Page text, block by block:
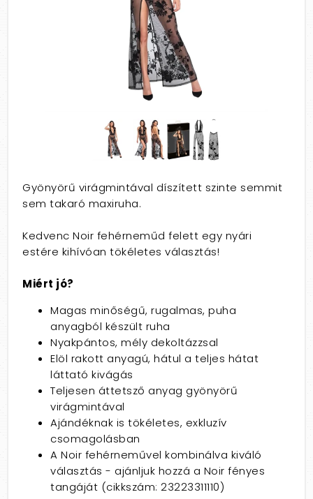
Gyönyörű virágmintával díszített szinte semmit
sem takaró maxiruha.
Kedvenc Noir fehérneműd felett egy nyári
estére kihívóan tökéletes választás!
Miért jó?
Magas minőségű, rugalmas, puha
anyagból készült ruha
Nyakpántos, mély dekoltázzsal
Elöl rakott anyagú, hátul a teljes hátat
láttató kivágás
Teljesen áttetsző anyag gyönyörű
virágmintával
Ajándéknak is tökéletes, exkluzív
csomagolásban
A Noir fehérneművel kombinálva kiváló
választás - ajánljuk hozzá a Noir fényes
tangáját (cikkszám: 23223311110)